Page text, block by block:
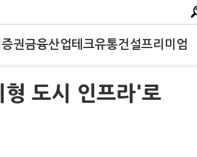
증권금융산업테크유통건설프리미엄
도시 인프라'로